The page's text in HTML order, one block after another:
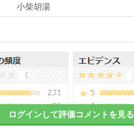
小柴胡湯
ログインして評価コメントを見る